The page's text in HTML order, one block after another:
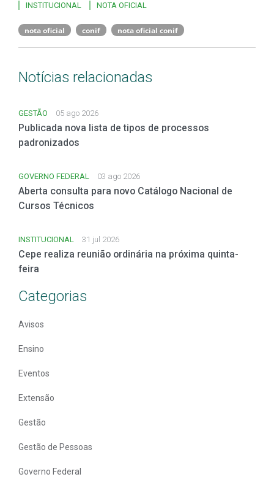
INSTITUCIONAL NOTA OFICIAL
nota oficial conif nota oficial conif
Notícias relacionadas
GESTÃO 05 ago 2026
Publicada nova lista de tipos de processos
padronizados
GOVERNO FEDERAL 03 ago 2026
Aberta consulta para novo Catálogo Nacional de
Cursos Técnicos
INSTITUCIONAL 31 jul 2026
Cepe realiza reunião ordinária na próxima quinta-
feira
Categorias
Avisos
Ensino
Eventos
Extensão
Gestão
Gestão de Pessoas
Governo Federal